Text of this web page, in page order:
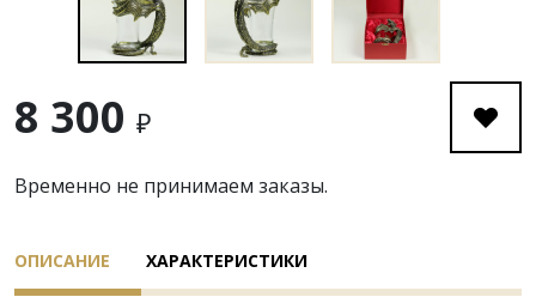
8 300 ₽
Временно не принимаем заказы.
ОПИСАНИЕ ХАРАКТЕРИСТИКИ